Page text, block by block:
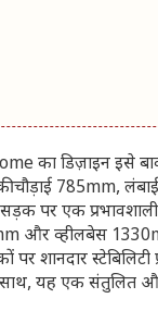
का डिज़ाइन इसे
चौड़ाई 785mm,
पर एक प्रभावशाली
और व्हीलबेस
पर शानदार
यह एक संतुलित